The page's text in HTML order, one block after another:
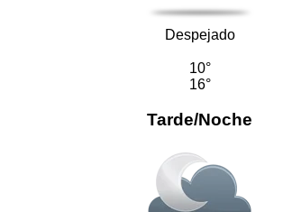
Despejado
10°
16°
Tarde/Noche